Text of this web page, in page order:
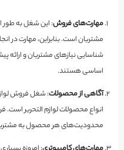
مهارت‌های فروش: این شغل به طور
مشتریان است. بنابراین، مهارت در
شناسایی نیازهای مشتریان و ارائه
اساسی هستند.
آگاهی از محصولات: شغل فروش
انواع محصولات لوازم التحریر است.
محدودیت‌های هر محصول به